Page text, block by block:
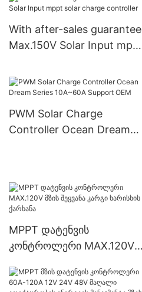
With after-sales guarantee
Max.150V Solar Input mppt
PWM Solar Charge
Controller Ocean Dream
MPPT დატენვის
კონტროლერი MAX.120V
ხარისხის ქარხანა